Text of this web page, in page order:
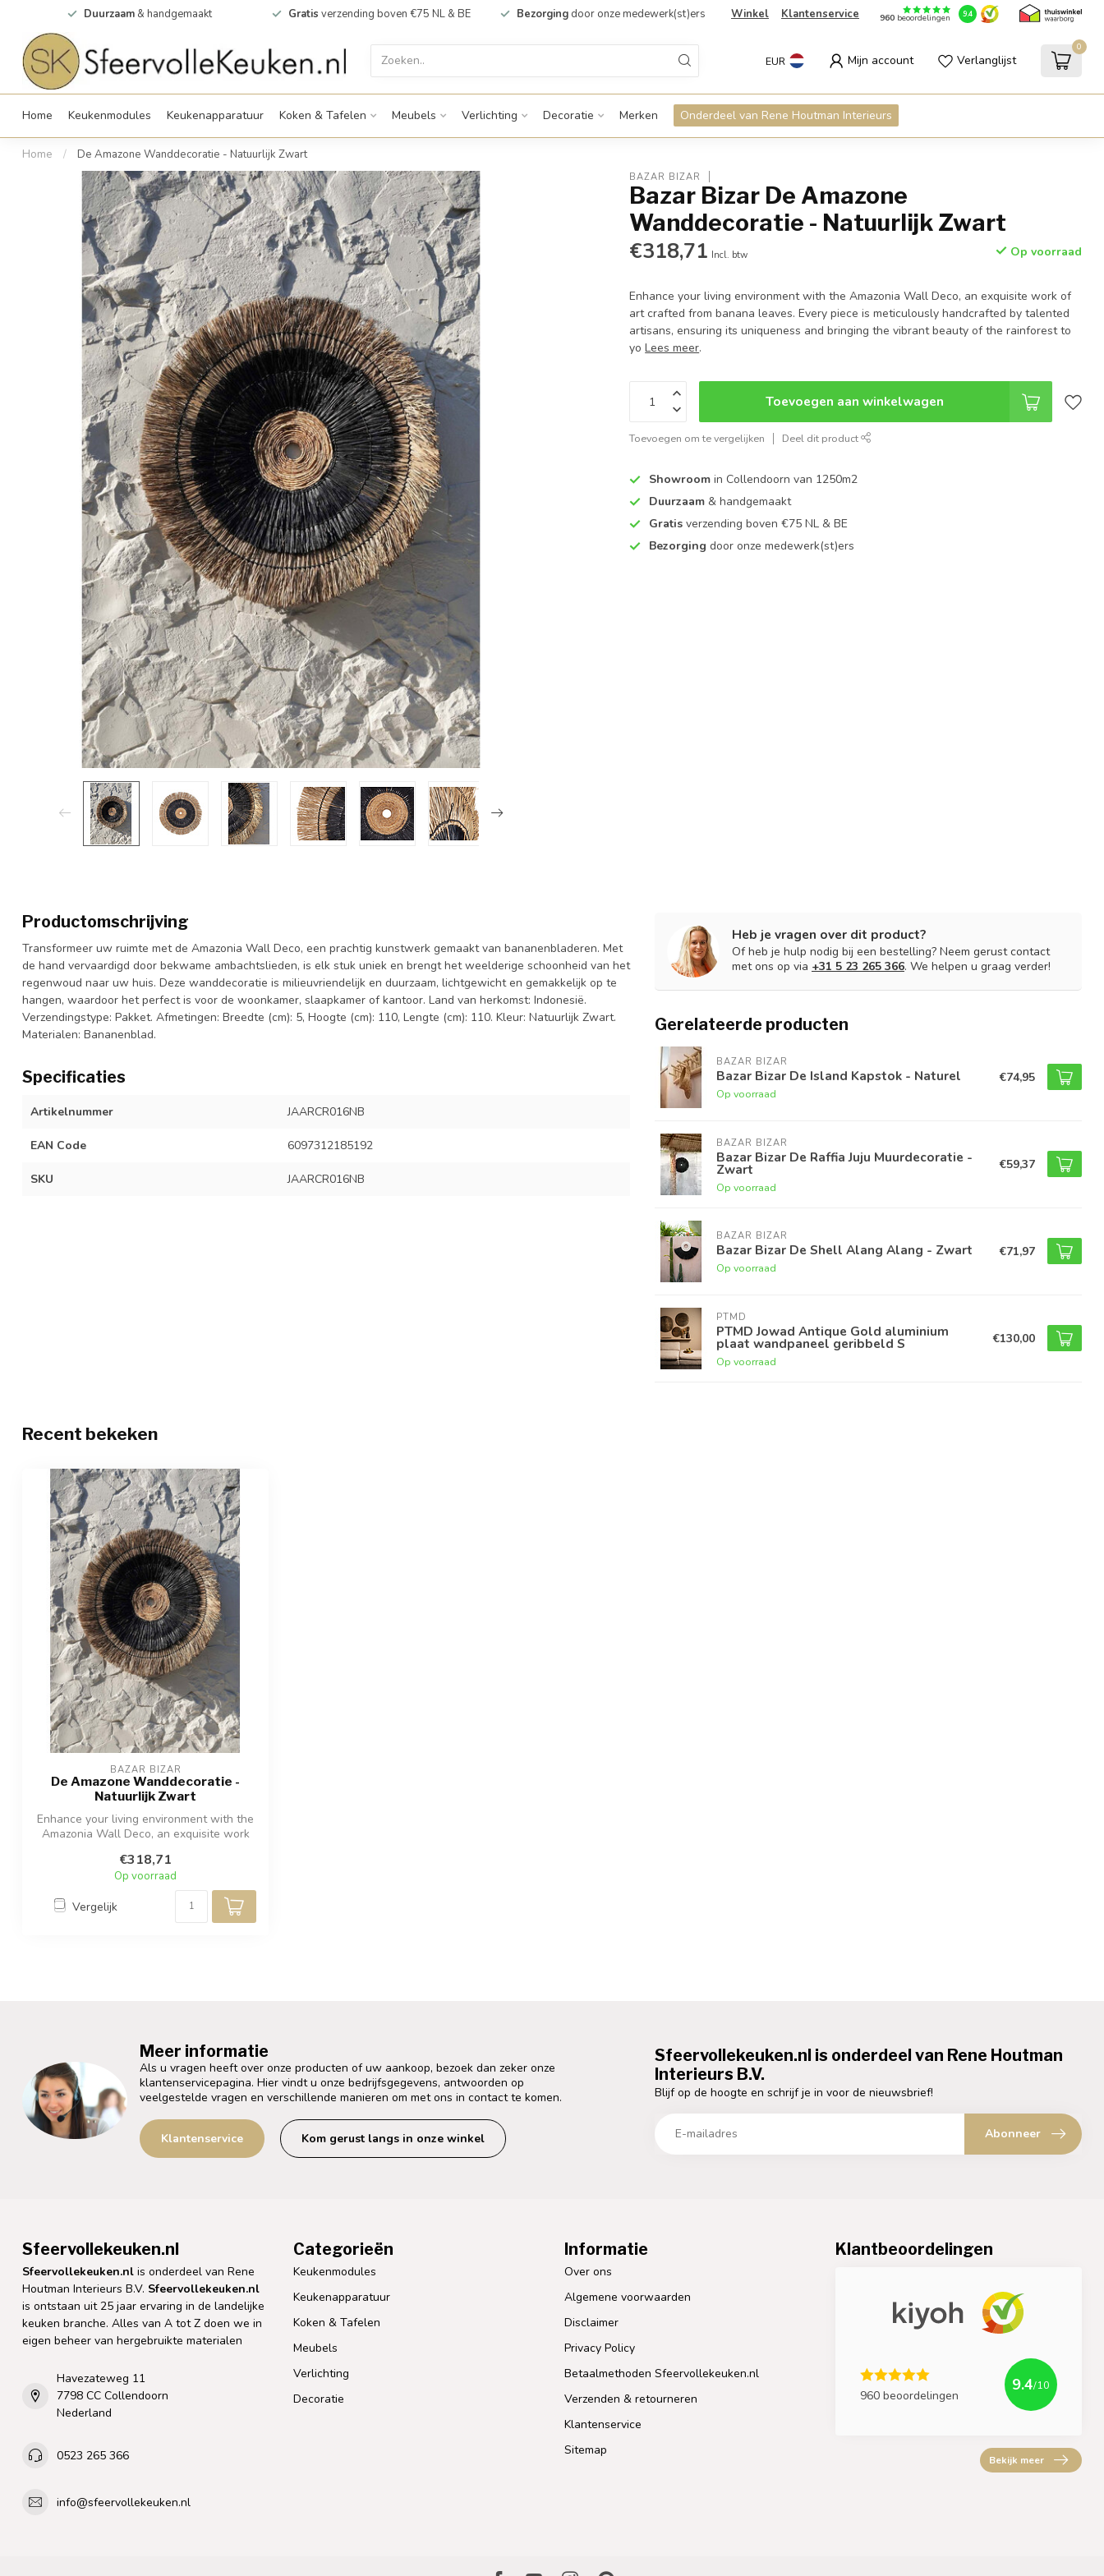
Duurzaam & handgemaakt Gratis verzending boven €75 NL & BE Bezorging door onze medewerk(st)ers Winkel Klantenservice 960beoordelingen 9.4
EUR Mijn account Verlanglijst
0
Home Keukenmodules Keukenapparatuur Koken & Tafelen Meubels Verlichting Decoratie Merken Onderdeel van Rene Houtman Interieurs
Home / De Amazone Wanddecoratie - Natuurlijk Zwart
BAZAR BIZAR
Bazar Bizar De Amazone
Wanddecoratie - Natuurlijk Zwart
€318,71 Incl. btw Op voorraad
Enhance your living environment with the Amazonia Wall Deco, an exquisite work of
art crafted from banana leaves. Every piece is meticulously handcrafted by talented
artisans, ensuring its uniqueness and bringing the vibrant beauty of the rainforest to
yoLees meer.
Toevoegen aan winkelwagen
Toevoegen om te vergelijken Deel dit product
Showroom in Collendoorn van 1250m2
Duurzaam & handgemaakt
Gratis verzending boven €75 NL & BE
Bezorging door onze medewerk(st)ers
Productomschrijving
Transformeer uw ruimte met de Amazonia Wall Deco, een prachtig kunstwerk gemaakt van bananenbladeren. Met
de hand vervaardigd door bekwame ambachtslieden, is elk stuk uniek en brengt het weelderige schoonheid van het
regenwoud naar uw huis. Deze wanddecoratie is milieuvriendelijk en duurzaam, lichtgewicht en gemakkelijk op te
hangen, waardoor het perfect is voor de woonkamer, slaapkamer of kantoor. Land van herkomst: Indonesië.
Verzendingstype: Pakket. Afmetingen: Breedte (cm): 5, Hoogte (cm): 110, Lengte (cm): 110. Kleur: Natuurlijk Zwart.
Materialen: Bananenblad.
Specificaties
Artikelnummer JAARCR016NB
EAN Code 6097312185192
SKU JAARCR016NB
Heb je vragen over dit product?
Of heb je hulp nodig bij een bestelling? Neem gerust contact
met ons op via +31 5 23 265 366. We helpen u graag verder!
Gerelateerde producten
BAZAR BIZAR
Bazar Bizar De Island Kapstok - Naturel
Op voorraad
€74,95
BAZAR BIZAR
Bazar Bizar De Raffia Juju Muurdecoratie -
Zwart
Op voorraad
€59,37
BAZAR BIZAR
Bazar Bizar De Shell Alang Alang - Zwart
Op voorraad
€71,97
PTMD
PTMD Jowad Antique Gold aluminium
plaat wandpaneel geribbeld S
Op voorraad
€130,00
Recent bekeken
BAZAR BIZAR
De Amazone Wanddecoratie -
Natuurlijk Zwart
Enhance your living environment with the
Amazonia Wall Deco, an exquisite work
€318,71
Op voorraad
Vergelijk
Meer informatie
Als u vragen heeft over onze producten of uw aankoop, bezoek dan zeker onze
klantenservicepagina. Hier vindt u onze bedrijfsgegevens, antwoorden op
veelgestelde vragen en verschillende manieren om met ons in contact te komen.
Klantenservice Kom gerust langs in onze winkel
Sfeervollekeuken.nl is onderdeel van Rene Houtman
Interieurs B.V.
Blijf op de hoogte en schrijf je in voor de nieuwsbrief!
Abonneer
Sfeervollekeuken.nl
Sfeervollekeuken.nl is onderdeel van Rene
Houtman Interieurs B.V. Sfeervollekeuken.nl
is ontstaan uit 25 jaar ervaring in de landelijke
keuken branche. Alles van A tot Z doen we in
eigen beheer van hergebruikte materialen
Havezateweg 11
7798 CC Collendoorn
Nederland
0523 265 366
info@sfeervollekeuken.nl
Categorieën
Keukenmodules
Keukenapparatuur
Koken & Tafelen
Meubels
Verlichting
Decoratie
Informatie
Over ons
Algemene voorwaarden
Disclaimer
Privacy Policy
Betaalmethoden Sfeervollekeuken.nl
Verzenden & retourneren
Klantenservice
Sitemap
Klantbeoordelingen
960 beoordelingen
9.4/10
Bekijk meer